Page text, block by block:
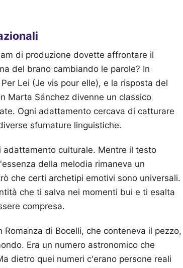
di produzione dovette affrontare il
del brano cambiando le parole? In
Lei (Je vis pour elle), e la risposta del
Marta Sánchez divenne un classico
Ogni adattamento cercava di catturare
sfumature linguistiche.
culturale. Mentre il testo
della melodia rimaneva un
che certi archetipi emotivi sono universali.
che ti salva nei momenti bui e ti esalta
compresa.
di Bocelli, che conteneva il pezzo,
Era un numero astronomico che
dietro quei numeri c'erano persone reali